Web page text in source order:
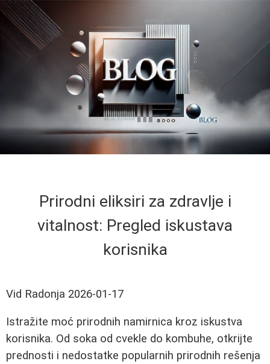
Prirodni eliksiri za zdravlje i
vitalnost: Pregled iskustava
korisnika
Vid Radonja 2026-01-17
Istražite moć prirodnih namirnica kroz iskustva
korisnika. Od soka od cvekle do kombuhe, otkrijte
prednosti i nedostatke popularnih prirodnih rešenja